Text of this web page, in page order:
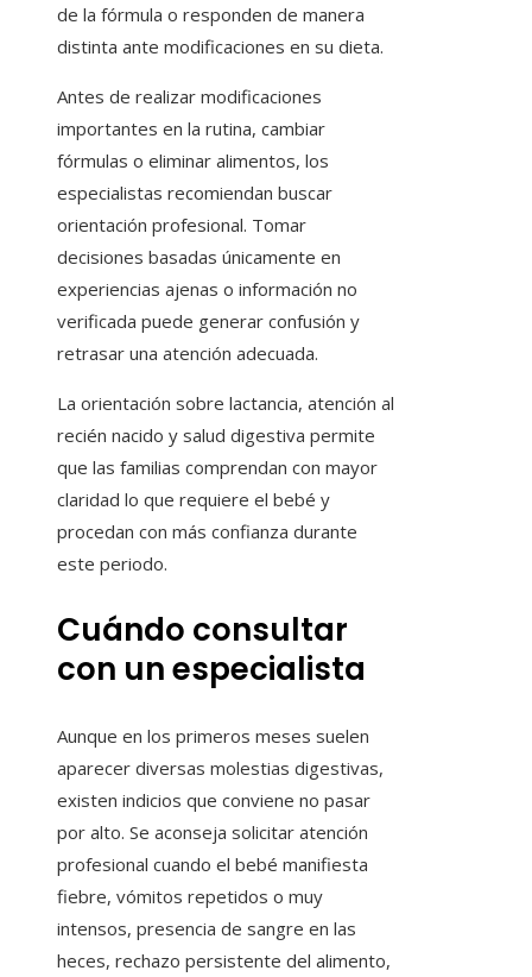
de la fórmula o responden de manera
distinta ante modificaciones en su dieta.
Antes de realizar modificaciones
importantes en la rutina, cambiar
fórmulas o eliminar alimentos, los
especialistas recomiendan buscar
orientación profesional. Tomar
decisiones basadas únicamente en
experiencias ajenas o información no
verificada puede generar confusión y
retrasar una atención adecuada.
La orientación sobre lactancia, atención al
recién nacido y salud digestiva permite
que las familias comprendan con mayor
claridad lo que requiere el bebé y
procedan con más confianza durante
este periodo.
Cuándo consultar
con un especialista
Aunque en los primeros meses suelen
aparecer diversas molestias digestivas,
existen indicios que conviene no pasar
por alto. Se aconseja solicitar atención
profesional cuando el bebé manifiesta
fiebre, vómitos repetidos o muy
intensos, presencia de sangre en las
heces, rechazo persistente del alimento,